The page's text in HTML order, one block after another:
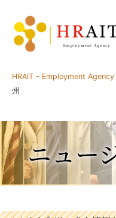
HRAIT - Employment Agency
州
ニュー